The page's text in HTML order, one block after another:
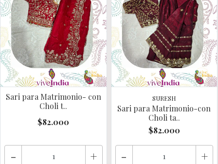
Sari para Matrimonio- con
Choli t..
$82.000
- +
SURESH
Sari para Matrimonio-con
Choli ta..
$82.000
- +